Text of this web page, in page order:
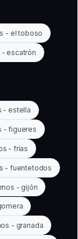
- el toboso
escatrón
- estella
- figueres
- frías
- fuentetodos
- gijón
- granada